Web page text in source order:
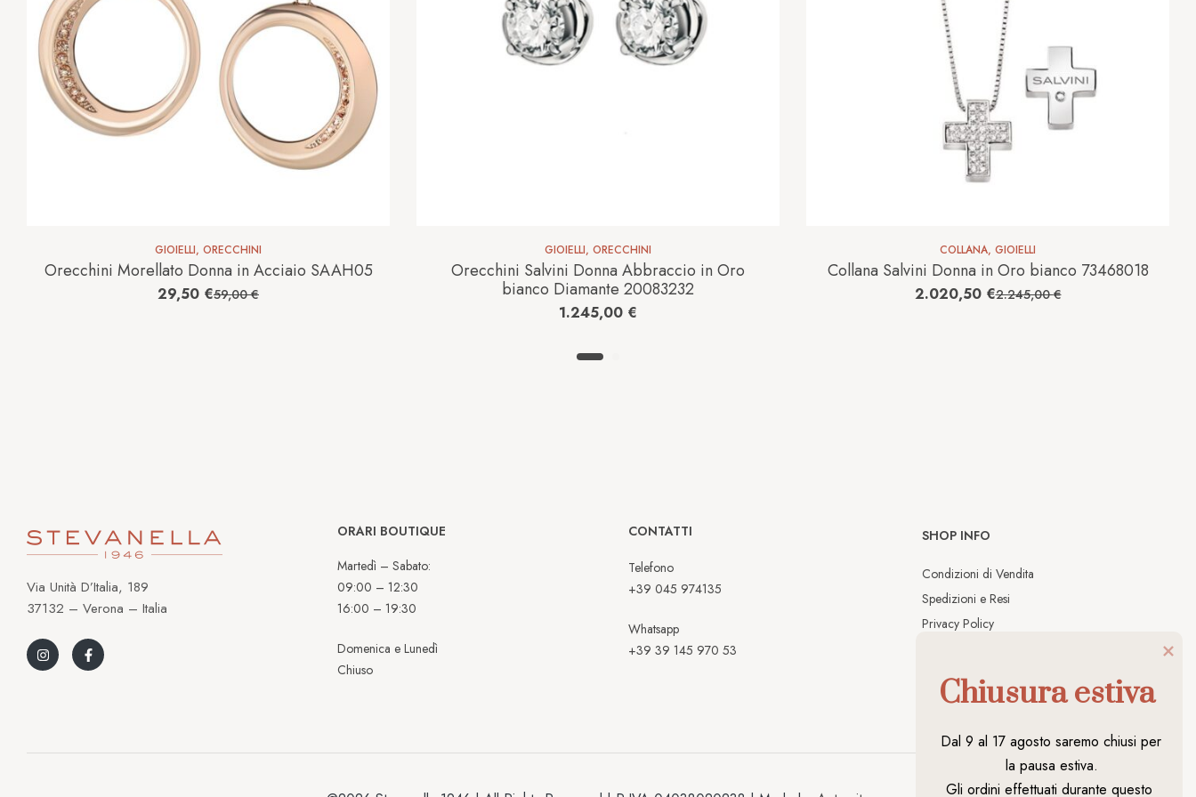
GIOIELLI, ORECCHINI
Orecchini Morellato Donna in Acciaio SAAH05
59,00€
29,50 €
GIOIELLI, ORECCHINI
Orecchini Salvini Donna Abbraccio in Oro
bianco Diamante 20083232
1.245,00 €
COLLANA, GIOIELLI
Collana Salvini Donna in Oro bianco 73468018
2.245,00€
2.020,50 €
Via Unità D’Italia, 189
37132 – Verona – Italia
ORARI BOUTIQUE
Martedì – Sabato:
09:00 – 12:30
16:00 – 19:30
Domenica e Lunedì
Chiuso
CONTATTI
Telefono
+39 045 974135
Whatsapp
+39 39 145 970 53
SHOP INFO
Condizioni di Vendita
Spedizioni e Resi
Privacy Policy
Chiusura estiva
Dal 9 al 17 agosto saremo chiusi per
la pausa estiva.
Gli ordini effettuati durante questo